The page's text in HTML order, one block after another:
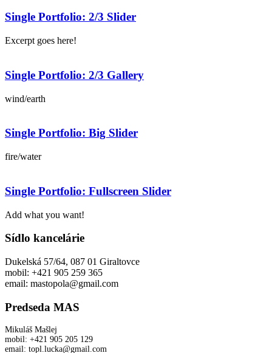
Single Portfolio: 2/3 Slider
Excerpt goes here!
Single Portfolio: 2/3 Gallery
wind/earth
Single Portfolio: Big Slider
fire/water
Single Portfolio: Fullscreen Slider
Add what you want!
Sídlo kancelárie
Dukelská 57/64, 087 01 Giraltovce
mobil: +421 905 259 365
email: mastopola@gmail.com
Predseda MAS
Mikuláš Mašlej
mobil: +421 905 205 129
email: topl.lucka@gmail.com